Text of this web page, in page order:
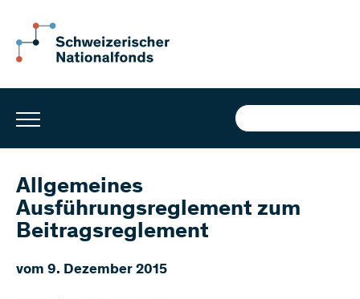
Allgemeines
Ausführungsreglement zum
Beitragsreglement
​​​​​​​​​​​​​​​vom 9. Dezember 2015